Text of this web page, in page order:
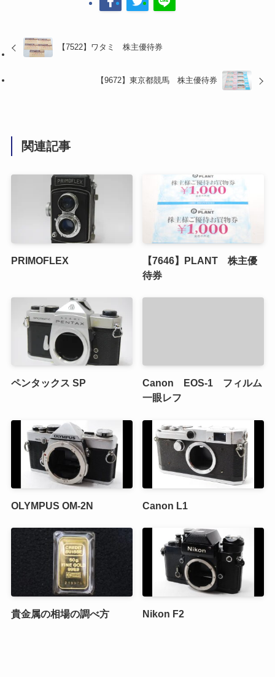
【7522】ワタミ 株主優待券
【9672】東京都競馬 株主優待券
関連記事
PRIMOFLEX
【7646】PLANT 株主優
待券
ペンタックス SP
Canon EOS-1 フィルム
一眼レフ
OLYMPUS OM-2N Canon L1
貴金属の相場の調べ方 Nikon F2